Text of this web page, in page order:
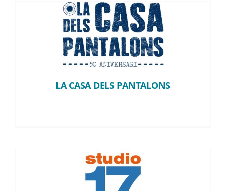
LA CASA DELS PANTALONS
LA CASA DELS PANTALONS
STUDIO 17